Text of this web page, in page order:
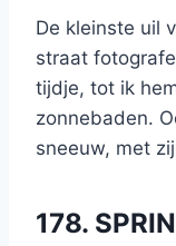
De kleinste uil
straat
tijdje, tot ik
zonnebaden.
sneeuw, met
178.